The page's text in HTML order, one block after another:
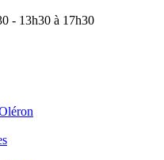
- 13h30 à 17h30